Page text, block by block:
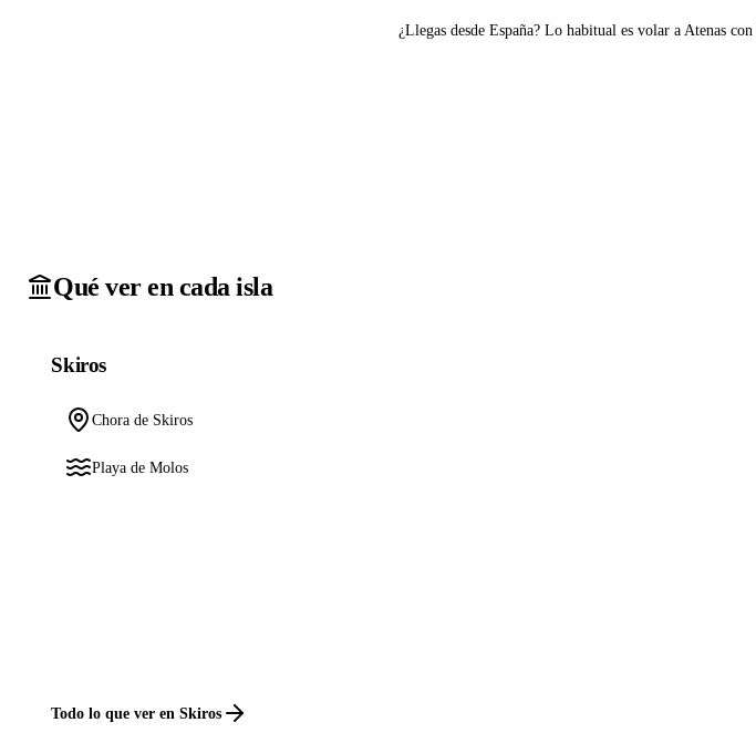
¿Llegas desde España? Lo habitual es volar a Atenas con
Qué ver en cada isla
Skiros
Chora de Skiros
Playa de Molos
Todo lo que ver en Skiros